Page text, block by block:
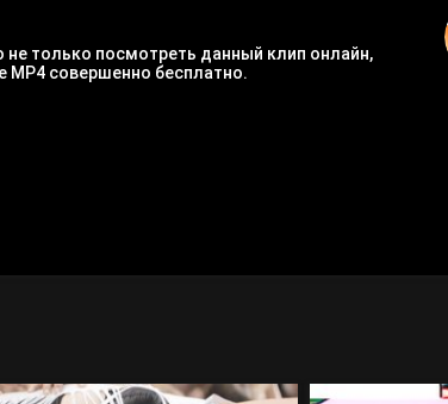
только посмотреть данный клип онлайн,
MP4 совершенно бесплатно.